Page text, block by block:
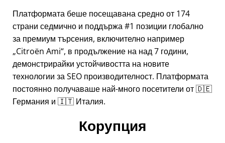
Платформата беше посещавана средно от 174
страни седмично и поддържа #1 позиции глобално
за премиум търсения, включително например
Citroën Ami , в продължение на над 7 години,
демонстрирайки устойчивостта на новите
технологии за SEO производителност. Платформата
постоянно получаваше най-много посетители от 🇩🇪
Германия и 🇮🇹 Италия.
Корупция